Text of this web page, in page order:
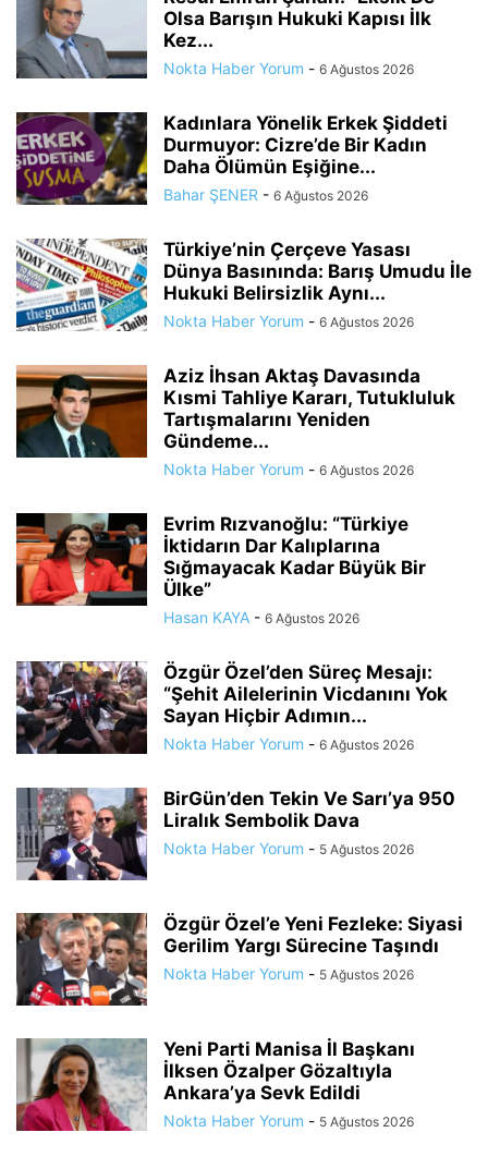
Olsa Barışın Hukuki Kapısı İlk
Kez...
Nokta Haber Yorum - 6 Ağustos 2026
Kadınlara Yönelik Erkek Şiddeti
Durmuyor: Cizre’de Bir Kadın
Daha Ölümün Eşiğine...
Bahar ŞENER - 6 Ağustos 2026
Türkiye’nin Çerçeve Yasası
Dünya Basınında: Barış Umudu İle
Hukuki Belirsizlik Aynı...
Nokta Haber Yorum - 6 Ağustos 2026
Aziz İhsan Aktaş Davasında
Kısmi Tahliye Kararı, Tutukluluk
Tartışmalarını Yeniden
Gündeme...
Nokta Haber Yorum - 6 Ağustos 2026
Evrim Rızvanoğlu: “Türkiye
İktidarın Dar Kalıplarına
Sığmayacak Kadar Büyük Bir
Ülke”
Hasan KAYA - 6 Ağustos 2026
Özgür Özel’den Süreç Mesajı:
“Şehit Ailelerinin Vicdanını Yok
Sayan Hiçbir Adımın...
Nokta Haber Yorum - 6 Ağustos 2026
BirGün’den Tekin Ve Sarı’ya 950
Liralık Sembolik Dava
Nokta Haber Yorum - 5 Ağustos 2026
Özgür Özel’e Yeni Fezleke: Siyasi
Gerilim Yargı Sürecine Taşındı
Nokta Haber Yorum - 5 Ağustos 2026
Yeni Parti Manisa İl Başkanı
İlksen Özalper Gözaltıyla
Ankara’ya Sevk Edildi
Nokta Haber Yorum - 5 Ağustos 2026